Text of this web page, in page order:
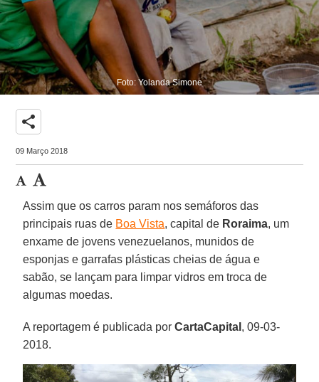
Foto: Yolanda Simone
share
09 Março 2018
Assim que os carros param nos semáforos das
principais ruas de Boa Vista, capital de Roraima, um
enxame de jovens venezuelanos, munidos de
esponjas e garrafas plásticas cheias de água e
sabão, se lançam para limpar vidros em troca de
algumas moedas.
A reportagem é publicada porCartaCapital , 09-03-
2018.